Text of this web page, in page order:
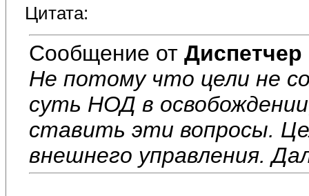
Цитата:
Сообщение от Диспетчер
Не потому что цели не
суть НОД в
ставить эти вопросы.
внешнего управления.